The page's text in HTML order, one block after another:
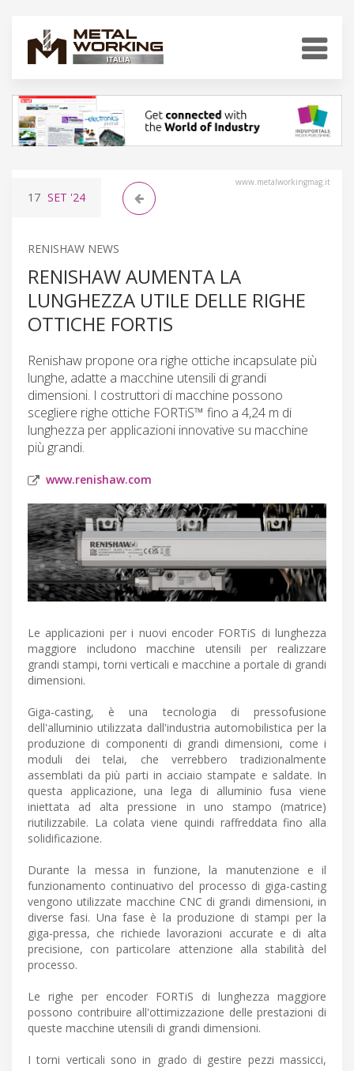
www.metalworkingmag.it
17 SET '24
RENISHAW NEWS
RENISHAW AUMENTA LA
LUNGHEZZA UTILE DELLE RIGHE
OTTICHE FORTIS
Renishaw propone ora righe ottiche incapsulate più
lunghe, adatte a macchine utensili di grandi
dimensioni. I costruttori di macchine possono
scegliere righe ottiche FORTiS™ fino a 4,24 m di
lunghezza per applicazioni innovative su macchine
più grandi.
www.renishaw.com
Le applicazioni per i nuovi encoder FORTiS di lunghezza
maggiore includono macchine utensili per realizzare
grandi stampi, torni verticali e macchine a portale di grandi
dimensioni.
Giga-casting, è una tecnologia di pressofusione
dell'alluminio utilizzata dall'industria automobilistica per la
produzione di componenti di grandi dimensioni, come i
moduli dei telai, che verrebbero tradizionalmente
assemblati da più parti in acciaio stampate e saldate. In
questa applicazione, una lega di alluminio fusa viene
iniettata ad alta pressione in uno stampo (matrice)
riutilizzabile. La colata viene quindi raffreddata fino alla
solidificazione.
Durante la messa in funzione, la manutenzione e il
funzionamento continuativo del processo di giga-casting
vengono utilizzate macchine CNC di grandi dimensioni, in
diverse fasi. Una fase è la produzione di stampi per la
giga-pressa, che richiede lavorazioni accurate e di alta
precisione, con particolare attenzione alla stabilità del
processo.
Le righe per encoder FORTiS di lunghezza maggiore
possono contribuire all'ottimizzazione delle prestazioni di
queste macchine utensili di grandi dimensioni.
I torni verticali sono in grado di gestire pezzi massicci,